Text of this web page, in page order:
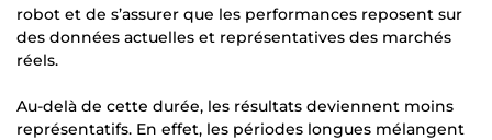
robot et de s’assurer que les performances reposent sur
des données actuelles et représentatives des marchés
réels.
Au-delà de cette durée, les résultats deviennent moins
représentatifs. En effet, les périodes longues mélangent